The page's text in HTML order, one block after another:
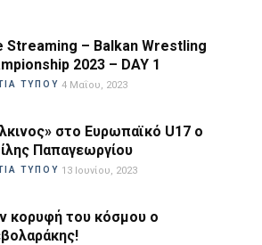
Streaming – Balkan Wrestling
2023 – DAY 1
ΤΥΠΟΥ 4 Μαΐου, 2023
στο Ευρωπαϊκό U17 ο
Παπαγεωργίου
ΤΥΠΟΥ 13 Ιουνίου, 2023
κορυφή του κόσμου ο